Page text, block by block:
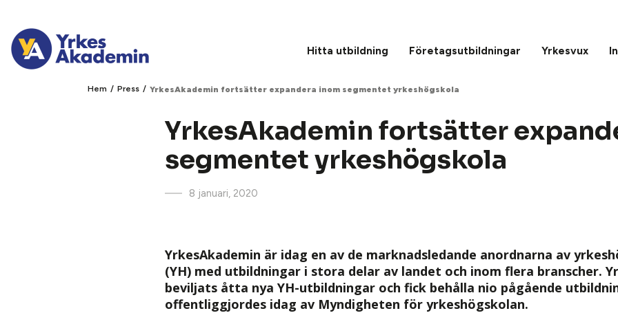
Hitta utbildning Företagsutbildningar Yrkesvux
Hem / Press / YrkesAkademin fortsätter expandera inom segmentet yrkeshögskola
YrkesAkademin fortsätter
segmentet yrkeshögskola
8 januari, 2020
YrkesAkademin är idag en av de marknadsledande anordnarna av
(YH) med utbildningar i stora delar av landet och inom flera branscher.
beviljats åtta nya YH-utbildningar och fick behålla nio pågående
offentliggjordes idag av Myndigheten för yrkeshögskolan.